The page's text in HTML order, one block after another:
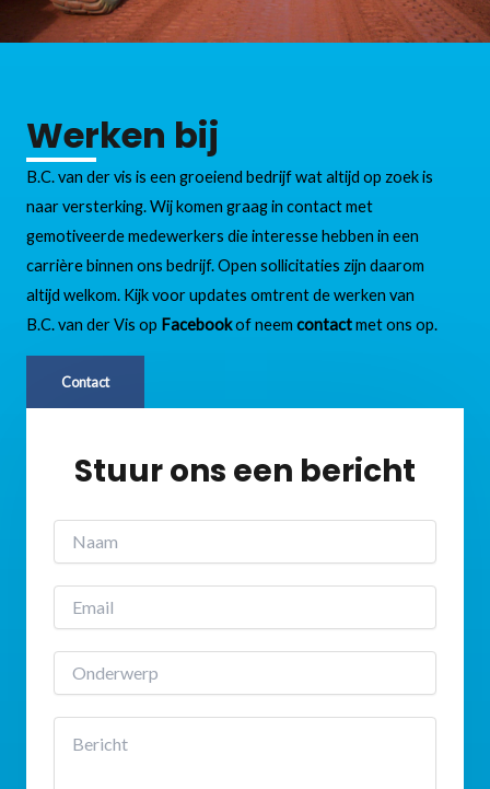
Werken bij
B.C. van der vis is een groeiend bedrijf wat altijd op zoek is
naar versterking. Wij komen graag in contact met
gemotiveerde medewerkers die interesse hebben in een
carrière binnen ons bedrijf. Open sollicitaties zijn daarom
altijd welkom. Kijk voor updates omtrent de werken van
B.C. van der Vis op Facebookof neem contactmet ons op.
Contact
Stuur ons een bericht